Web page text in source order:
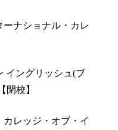
ーナショナル・カレ
イングリッシュ(ブ
閉校】
カレッジ・オブ・イ